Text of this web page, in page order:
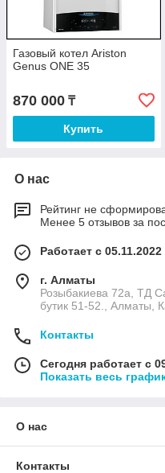
Газовый котел Ariston
Genus ONE 35
870 000 ₸
Купить
О нас
Рейтинг не
Менее 5 отзывов за
Работает с 05.11.2022
г. Алматы
Розыбакиева 72а, ТД
бутик 51-52., Алматы,
Контакты
Сегодня работает с
Показать весь
О нас
Контакты